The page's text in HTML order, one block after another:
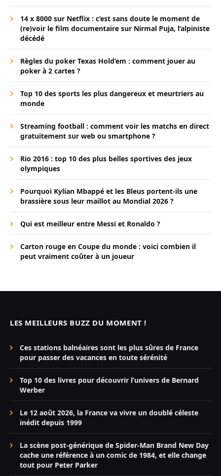
14 x 8000 sur Netflix : c’est sans doute le moment de
(re)voir le film documentaire sur Nirmal Puja, l’alpiniste
décédé
Règles du poker Texas Hold’em : comment jouer au
poker à 2 cartes ?
Top 10 des sports les plus dangereux et meurtriers au
monde
Streaming football : comment voir les matchs en direct
gratuitement sur web ou smartphone ?
Rio 2016 : top 10 des plus belles sportives des jeux
olympiques
Pourquoi Kylian Mbappé et les Bleus portent-ils une
brassière sous leur maillot au Mondial 2026 ?
Qui est meilleur entre Messi et Ronaldo ?
Carton rouge en Coupe du monde : voici combien il
peut vraiment coûter à un joueur
LES MEILLEURS BUZZ DU MOMENT !
Ces stations balnéaires sont les plus sûres de France
pour passer des vacances en toute sérénité
Top 10 des livres pour découvrir l’univers de Bernard
Werber
Le 12 août 2026, la France va vivre un doublé céleste
inédit depuis 1999
La scène post-générique de Spider-Man Brand New Day
cache une référence à un comic de 1984, et elle change
tout pour Peter Parker